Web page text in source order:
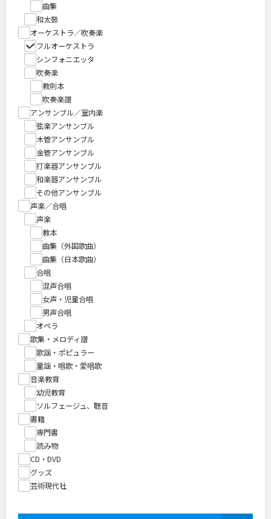
曲集
和太鼓
オーケストラ／吹奏楽
フルオーケストラ
シンフォニエッタ
吹奏楽
教則本
吹奏楽譜
アンサンブル／室内楽
弦楽アンサンブル
木管アンサンブル
金管アンサンブル
打楽器アンサンブル
和楽器アンサンブル
その他アンサンブル
声楽／合唱
声楽
教本
曲集（外国歌曲）
曲集（日本歌曲）
合唱
混声合唱
女声・児童合唱
男声合唱
オペラ
歌集・メロディ譜
歌謡・ポピュラー
童謡・唱歌・愛唱歌
音楽教育
幼児教育
ソルフェージュ、聴音
書籍
専門書
読み物
CD・DVD
グッズ
芸術現代社